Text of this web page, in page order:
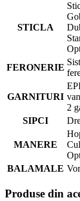
STICLA
FERONERIE
GARNITURI
2
SIPCI
MANERE
BALAMALE
Produse din